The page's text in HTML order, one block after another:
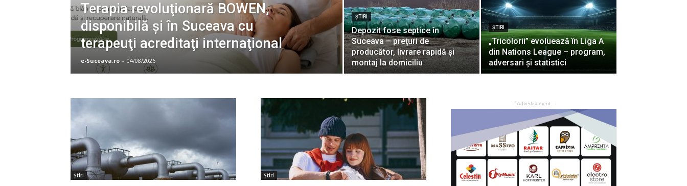
Terapia revoluţionară BOWEN,
disponibilă şi în Suceava cu
terapeuţi acreditaţi internaţional
e-Suceava.ro - 04/08/2026
ŞTIRI
Depozit fose septice în
Suceava – preţuri de
producător, livrare rapidă şi
montaj la domiciliu
ŞTIRI
„Tricolorii” evoluează în Liga A
din Nations League – program,
adversari și statistici
Ştiri Ştiri
- Advertisement -